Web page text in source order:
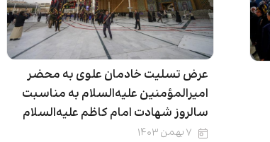
عرض تسلیت خادمان علوی به محضر
امیرالمؤمنین علیه‌السلام به مناسبت
سالروز شهادت امام کاظم علیه‌السلام
۷ بهمن ۱۴۰۳